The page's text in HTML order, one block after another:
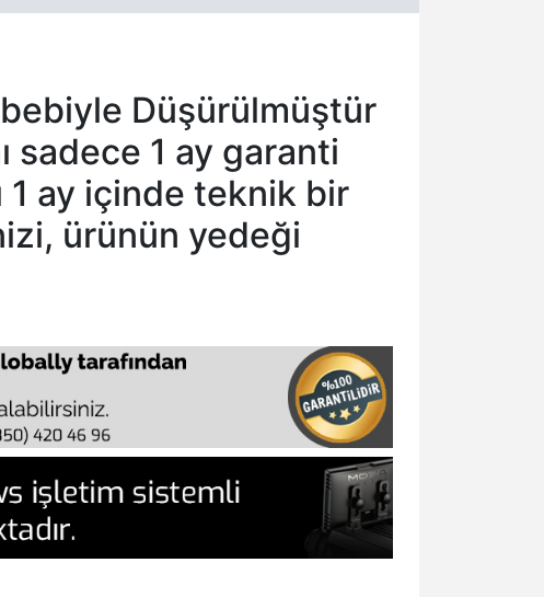
Düşürülmüştür
sadece 1 ay garanti
1 ay içinde teknik bir
ürünün yedeği